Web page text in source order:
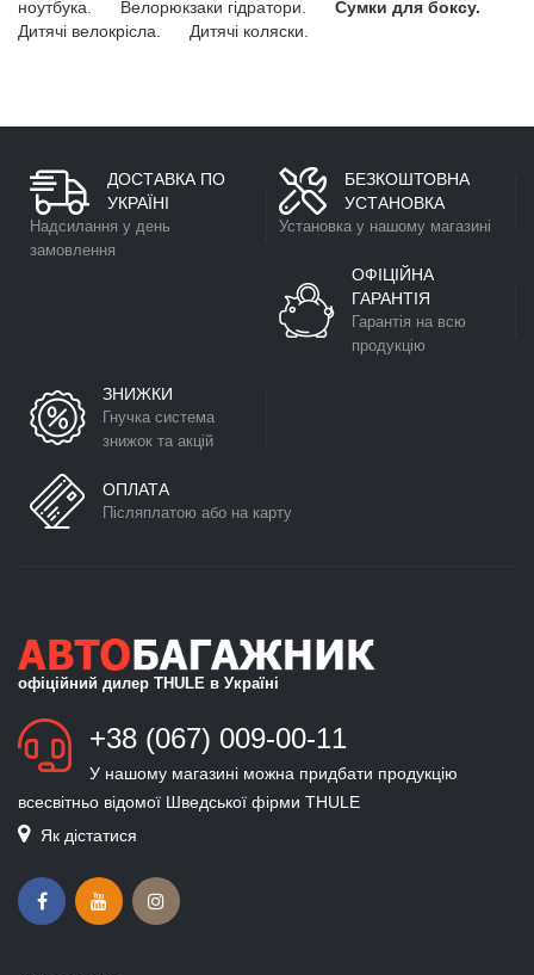
ноутбука.
Велорюкзаки гідратори.
Сумки для боксу.
Дитячі велокрісла.
Дитячі коляски.
ДОСТАВКА ПО
УКРАЇНІ
Надсилання у день
замовлення
БЕЗКОШТОВНА
УСТАНОВКА
Установка у нашому магазині
ОФІЦІЙНА
ГАРАНТІЯ
Гарантія на всю
продукцію
ЗНИЖКИ
Гнучка система
знижок та акцій
ОПЛАТА
Післяплатою або на карту
офіційний дилер THULE в Україні
+38 (067) 009-00-11
У нашому магазині можна придбати продукцію
всесвітньо відомої Шведської фірми THULE
Як дістатися